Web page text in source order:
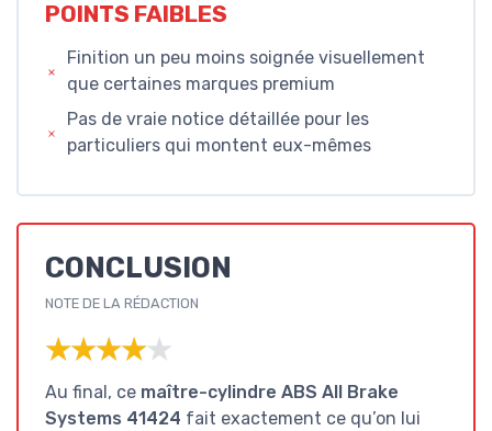
POINTS FAIBLES
Finition un peu moins soignée visuellement
que certaines marques premium
Pas de vraie notice détaillée pour les
particuliers qui montent eux-mêmes
CONCLUSION
NOTE DE LA RÉDACTION
★★★★★
★★★★★
Au final, ce maître-cylindre ABS All Brake
Systems 41424 fait exactement ce qu’on lui